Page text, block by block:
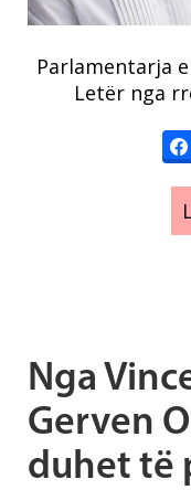
Parlamentarja
Letër nga
Nga
Gerven
duhet të